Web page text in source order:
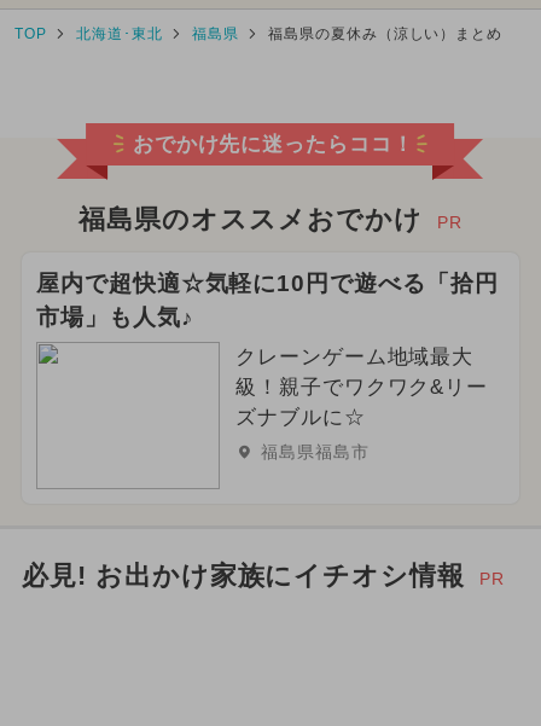
TOP 北海道･東北 福島県 福島県の夏休み（涼しい）まとめ
おでかけ先に迷ったらココ！
福島県のオススメおでかけ PR
屋内で超快適☆気軽に10円で遊べる「拾円
市場」も人気♪
クレーンゲーム地域最大
級！親子でワクワク&リー
ズナブルに☆
福島県福島市
必見! お出かけ家族にイチオシ情報 PR